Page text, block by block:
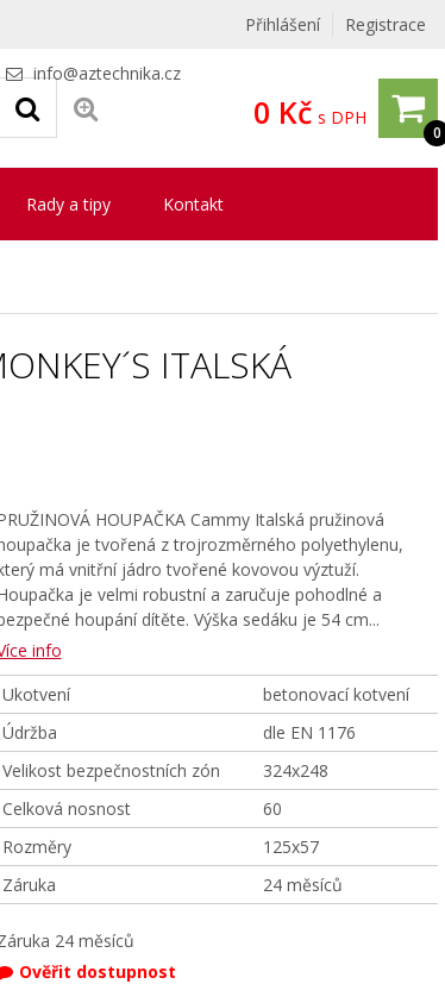
Přihlášení Registrace
info@aztechnika.cz
0
0 Kč s DPH
Rady a tipy Kontakt
ITALSKÁ
HOUPAČKA Cammy Italská pružinová
je tvořená z trojrozměrného polyethylenu,
má vnitřní jádro tvořené kovovou výztuží.
je velmi robustní a zaručuje pohodlné a
houpání dítěte. Výška sedáku je 54 cm...
info
Ukotvení
betonovací kotvení
Údržba
dle EN 1176
Velikost bezpečnostních zón
324x248
Celková nosnost
60
Rozměry
125x57
Záruka
24 měsíců
24 měsíců
Ověřit dostupnost